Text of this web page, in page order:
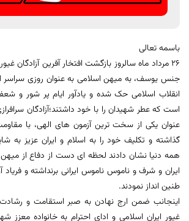
باسمه تعالی
۲۶ مرداد ماه سالروز بازگشت افتخار آفرین آزادگان
جنس یوسف، به میهن اسلامی به عنوان روزی سراسر
انقلاب اسلامی حک شده و یادآور ایام پر شور و
است که عطر شهیدان را با خود داشتند؛آزادگان
عنوان یکی از سخت ترین آزمون های الهی، با
گذاشته و تکلیف خود را به اسلام و ایران عزیز به
همه دنیا نشان دادند لحظه ای دست از دفاع از
ایران و شرف و ناموس ناموس ایرانی برنداشته و فریاد
طنین انداز نمودند.
اینجانب ضمن ارج نهادن به صبر استقامت و رشادت
غیور ایران اسلامی و ادای احترام به خانواده معزز